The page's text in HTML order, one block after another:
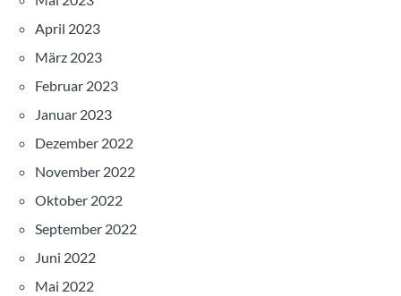
April 2023
März 2023
Februar 2023
Januar 2023
Dezember 2022
November 2022
Oktober 2022
September 2022
Juni 2022
Mai 2022